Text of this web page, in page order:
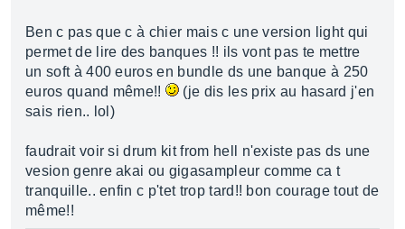
Ben c pas que c à chier mais c une version light qui
permet de lire des banques !! ils vont pas te mettre
un soft à 400 euros en bundle ds une banque à 250
euros quand même!!
(je dis les prix au hasard j'en
sais rien.. lol)
faudrait voir si drum kit from hell n'existe pas ds une
vesion genre akai ou gigasampleur comme ca t
tranquille.. enfin c p'tet trop tard!! bon courage tout de
même!!